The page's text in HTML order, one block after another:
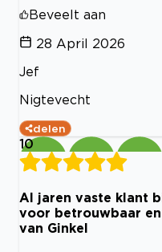
Beveelt aan
28 April 2026
Jef
Nigtevecht
delen
10
Al jaren vaste klant
voor betrouwbaar
van Ginkel